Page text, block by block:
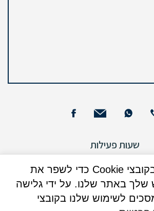
שעות פעילות
(בנוסף)
שישי : אין קבלת קהל
אנו משתמשים בקובצי Cookie כדי לשפר את
שלך באתר שלנו. על ידי גלישה
לשימוש שלנו בקובצי